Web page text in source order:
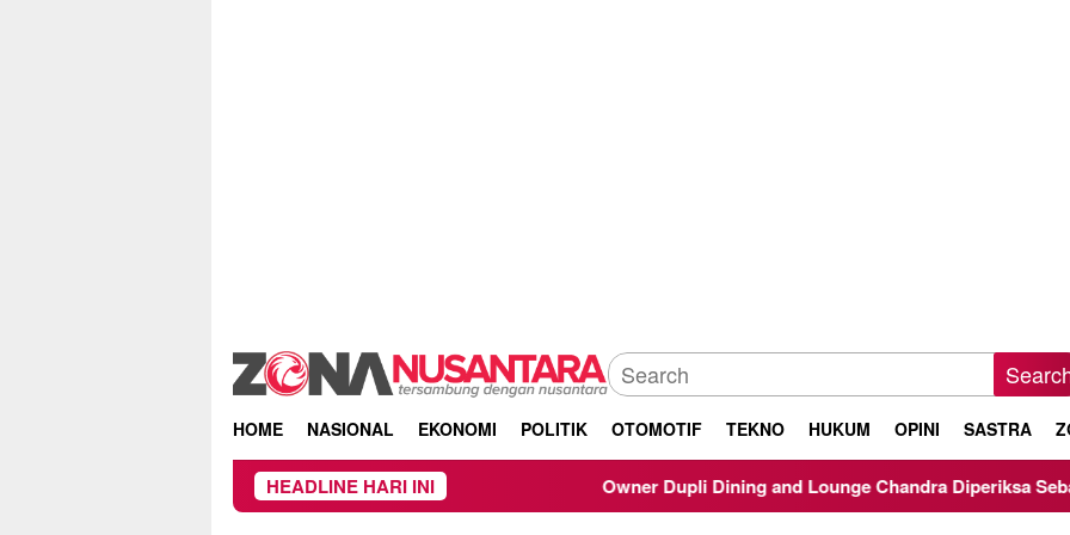
HOME NASIONAL EKONOMI POLITIK OTOMOTIF TEKNO HUKUM OPINI SASTRA
HEADLINE HARI INIOwner Dupli Dining and Lounge Chandra Diperiksa Sebagai Saksi Kasus